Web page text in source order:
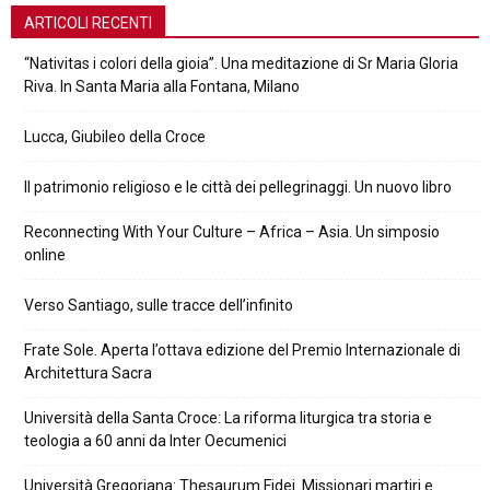
ARTICOLI RECENTI
“Nativitas i colori della gioia”. Una meditazione di Sr Maria Gloria
Riva. In Santa Maria alla Fontana, Milano
Lucca, Giubileo della Croce
Il patrimonio religioso e le città dei pellegrinaggi. Un nuovo libro
Reconnecting With Your Culture – Africa – Asia. Un simposio
online
Verso Santiago, sulle tracce dell’infinito
Frate Sole. Aperta l’ottava edizione del Premio Internazionale di
Architettura Sacra
Università della Santa Croce: La riforma liturgica tra storia e
teologia a 60 anni da Inter Oecumenici
Università Gregoriana: Thesaurum Fidei. Missionari martiri e